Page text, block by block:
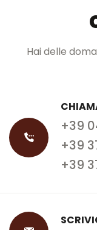
Hai delle
+39
+39
+39